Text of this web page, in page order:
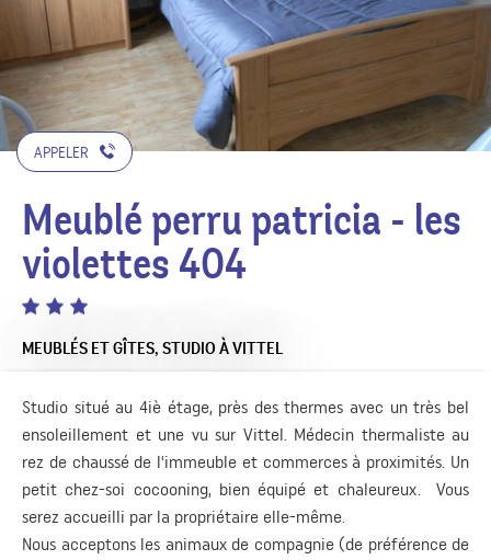
APPELER
Meublé perru patricia - les
violettes 404
MEUBLÉS ET GÎTES, STUDIO À VITTEL
Studio situé au 4iè étage, près des thermes avec un très bel
ensoleillement et une vu sur Vittel. Médecin thermaliste au
rez de chaussé de l'immeuble et commerces à proximités. Un
petit chez-soi cocooning, bien équipé et chaleureux. Vous
serez accueilli par la propriétaire elle-même.
Nous acceptons les animaux de compagnie (de préférence de